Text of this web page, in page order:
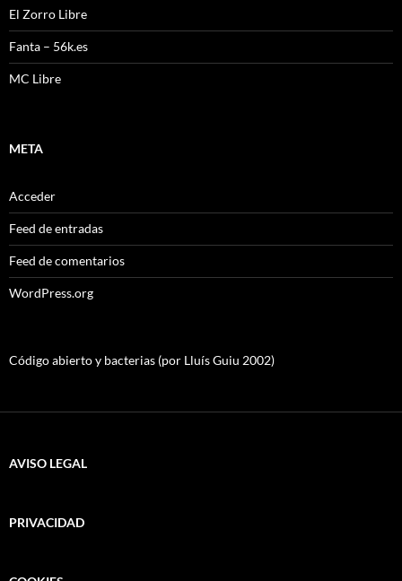
El Zorro Libre
Fanta – 56k.es
MC Libre
META
Acceder
Feed de entradas
Feed de comentarios
WordPress.org
Código abierto y bacterias (por Lluís Guiu 2002)
AVISO LEGAL
PRIVACIDAD